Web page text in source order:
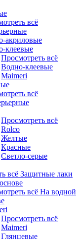
всё
акриловые
клеевые
Просмотреть всё
Водно-клеевые
Maimeri
всё
Просмотреть всё
Rolco
Желтые
Красные
Светло-серые
всё Защитные лаки
всё На водной
Просмотреть всё
Maimeri
Глянцевые